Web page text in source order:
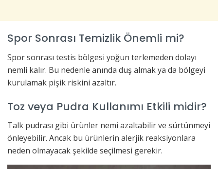
Spor Sonrası Temizlik Önemli mi?
Spor sonrası testis bölgesi yoğun terlemeden dolayı
nemli kalır. Bu nedenle anında duş almak ya da bölgeyi
kurulamak pişik riskini azaltır.
Toz veya Pudra Kullanımı Etkili midir?
Talk pudrası gibi ürünler nemi azaltabilir ve sürtünmeyi
önleyebilir. Ancak bu ürünlerin alerjik reaksiyonlara
neden olmayacak şekilde seçilmesi gerekir.